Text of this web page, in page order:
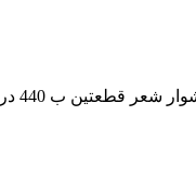
شعر قطعتين ب 440 درهم فقط